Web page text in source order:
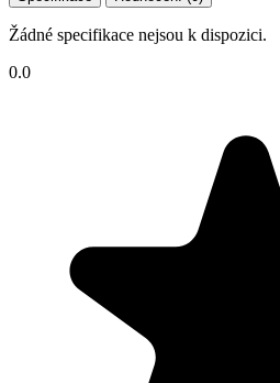
Žádné specifikace nejsou k dispozici.
0.0